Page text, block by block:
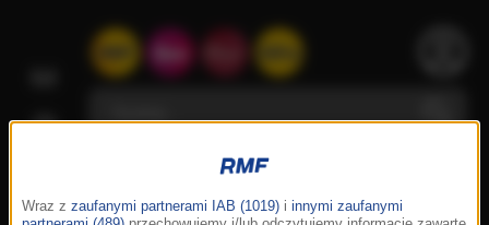
Wraz z zaufanymi partnerami IAB (1019) i innymi zaufanymi